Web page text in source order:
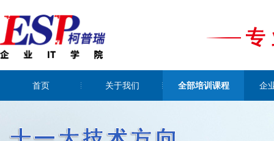
首页 关于我们 全部培训课程 企